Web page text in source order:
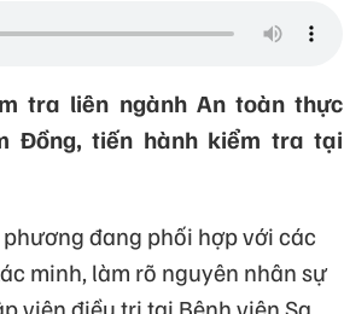
tra liên ngành An toàn thực
Đồng, tiến hành kiểm tra tại
đang phối hợp với các
minh, làm rõ nguyên nhân sự